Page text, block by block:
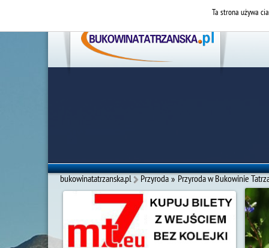
bukowinatatrzanska.pl Przyroda » Przyroda w Bukowinie
Ta strona używa